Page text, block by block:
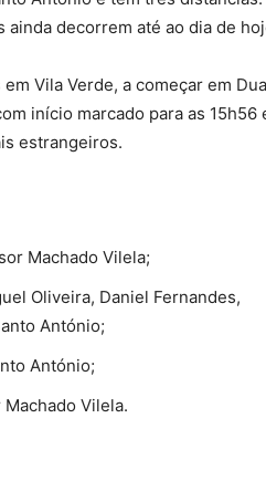
ainda decorrem até ao dia de
Vila Verde, a começar em
início marcado para as 15h56
estrangeiros.
Machado Vilela;
Oliveira, Daniel Fernandes,
António;
António;
Vilela.